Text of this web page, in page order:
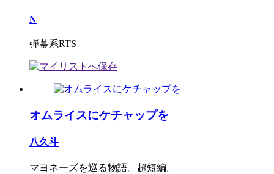
N
弾幕系RTS
オムライスにケチャップを
八久斗
マヨネーズを巡る物語。超短編。